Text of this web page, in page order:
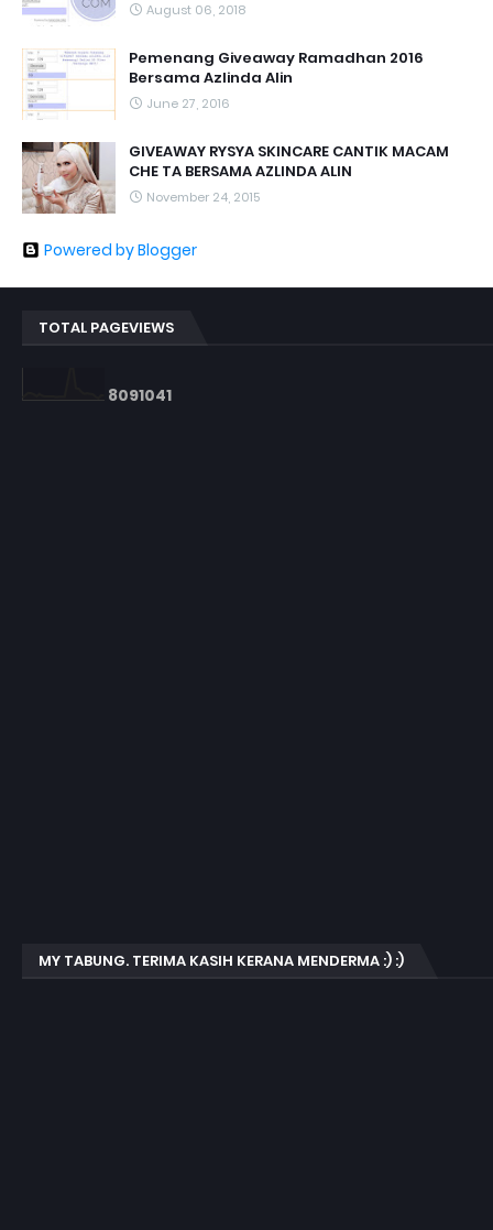
August 06, 2018
Pemenang Giveaway Ramadhan 2016
Bersama Azlinda Alin
June 27, 2016
GIVEAWAY RYSYA SKINCARE CANTIK MACAM
CHE TA BERSAMA AZLINDA ALIN
November 24, 2015
Powered by Blogger
TOTAL PAGEVIEWS
8091041
MY TABUNG. TERIMA KASIH KERANA MENDERMA :) :)